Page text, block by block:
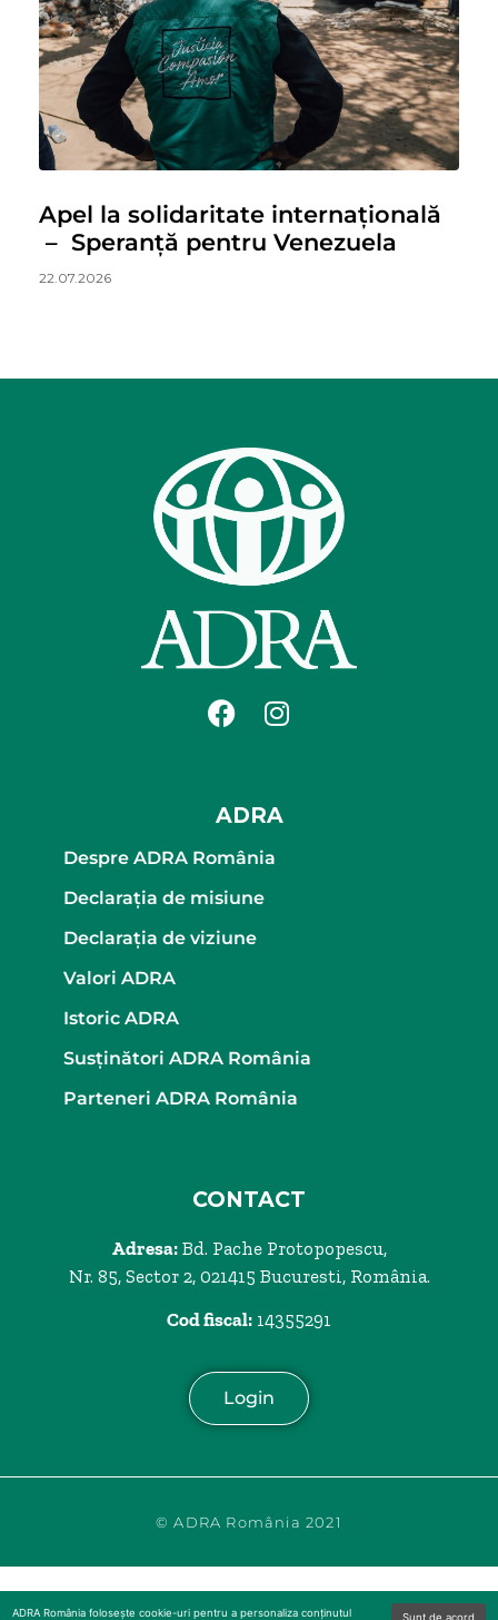
Apel la solidaritate internațională
– Speranță pentru Venezuela
22.07.2026
ADRA
Despre ADRA România
Declaraţia de misiune
Declaraţia de viziune
Valori ADRA
Istoric ADRA
Susținători ADRA România
Parteneri ADRA România
CONTACT
Adresa:Bd. Pache Protopopescu,
Nr. 85, Sector 2, 021415 Bucuresti, România.
Cod fiscal: 14355291
Login
© ADRA România 2021
Sunt de acord
ADRA România folosește cookie-uri pentru a personaliza conținutul